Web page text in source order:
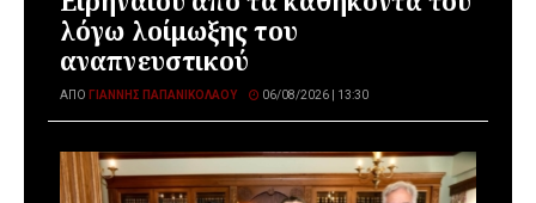
λόγω λοίμωξης του
αναπνευστικού
ΑΠΌ ΓΙΆΝΝΗΣ ΠΑΠΑΝΙΚΟΛΆΟΥ 06/08/2026 | 13:30